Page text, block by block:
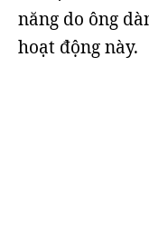
năng do ông
hoạt động này.